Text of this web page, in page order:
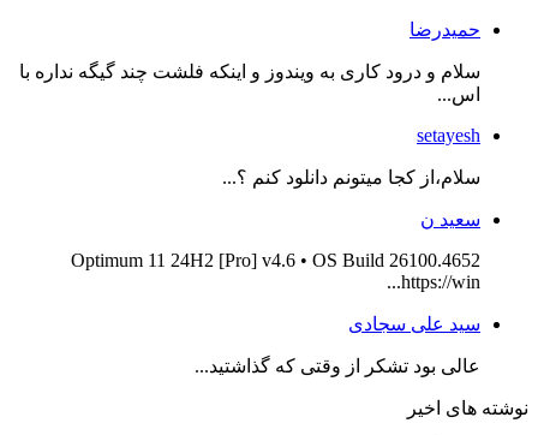
حمیدرضا
سلام و درود کاری به ویندوز و اینکه فلشت چند گیگه نداره با
اس...
setayesh
سلام،از کجا میتونم دانلود کنم ؟...
سعید ن
Optimum 11 24H2 [Pro] v4.6 • OS Build 26100.4652
https://win...
سید علی سجادی
عالی بود تشکر از وقتی که گذاشتید...
نوشته های اخیر